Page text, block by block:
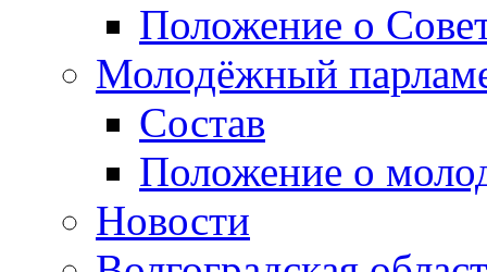
Положение о
Молодёжный
Состав
Положение о
Новости